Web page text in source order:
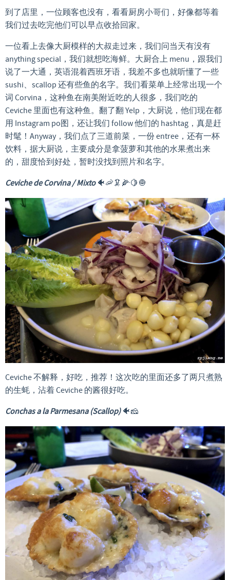
到了店里，一位顾客也没有，看看厨房小哥们，好像都等着
我们过去吃完他们可以早点收拾回家。
一位看上去像大厨模样的大叔走过来，我们问当天有没有
anything special，我们就想吃海鲜。大厨合上 menu，跟我们
说了一大通，英语混着西班牙语，我差不多也就听懂了一些
sushi、scallop 还有些鱼的名字。我们看菜单上经常出现一个
词 Corvina，这种鱼在南美附近吃的人很多，我们吃的
Ceviche 里面也有这种鱼。翻了翻 Yelp，大厨说，他们现在都
用 Instagram po图，还让我们 follow 他们的 hashtag，真是赶
时髦！Anyway，我们点了三道前菜，一份 entree，还有一杯
饮料，据大厨说，主要成分是拿菠萝和其他的水果煮出来
的，甜度恰到好处，暂时没找到照片和名字。
Ceviche de Corvina / Mixto🐠🦐🦑🌽🍋🧅
Ceviche 不解释，好吃，推荐！这次吃的里面还多了两只煮熟
的生蚝，沾着 Ceviche 的酱很好吃。
Conchas a la Parmesana (Scallop)🐠🧀